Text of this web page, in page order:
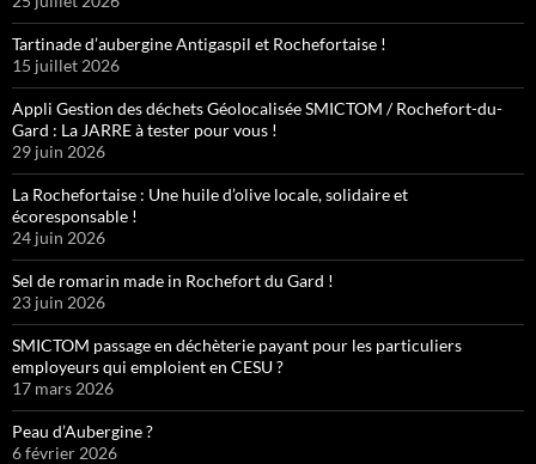
Tartinade d’aubergine Antigaspil et Rochefortaise !
15 juillet 2026
Appli Gestion des déchets Géolocalisée SMICTOM / Rochefort-du-
Gard : La JARRE à tester pour vous !
29 juin 2026
La Rochefortaise : Une huile d’olive locale, solidaire et
écoresponsable !
24 juin 2026
Sel de romarin made in Rochefort du Gard !
23 juin 2026
SMICTOM passage en déchèterie payant pour les particuliers
employeurs qui emploient en CESU ?
17 mars 2026
Peau d’Aubergine ?
6 février 2026